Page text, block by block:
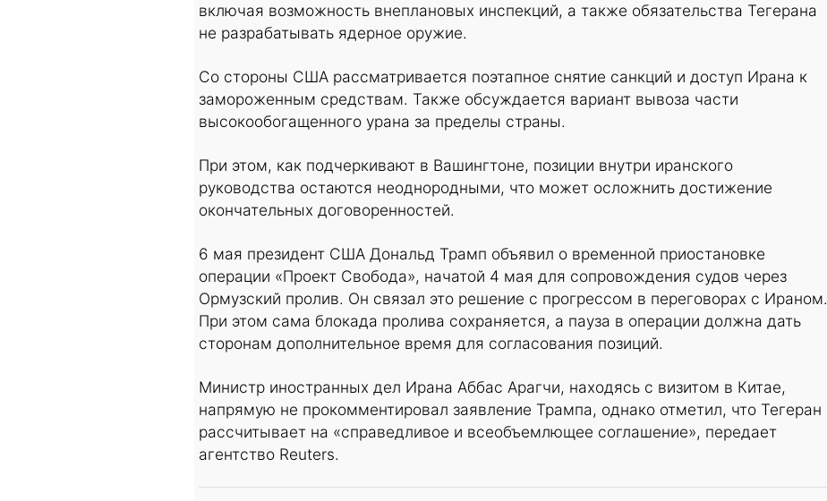
включая возможность внеплановых инспекций, а также обязательства Тегерана
не разрабатывать ядерное оружие.
Со стороны США рассматривается поэтапное снятие санкций и доступ Ирана к
замороженным средствам. Также обсуждается вариант вывоза части
высокообогащенного урана за пределы страны.
При этом, как подчеркивают в Вашингтоне, позиции внутри иранского
руководства остаются неоднородными, что может осложнить достижение
окончательных договоренностей.
6 мая президент США Дональд Трамп объявил о временной приостановке
операции «Проект Свобода», начатой 4 мая для сопровождения судов через
Ормузский пролив. Он связал это решение с прогрессом в переговорах с Ираном.
При этом сама блокада пролива сохраняется, а пауза в операции должна дать
сторонам дополнительное время для согласования позиций.
Министр иностранных дел Ирана Аббас Арагчи, находясь с визитом в Китае,
напрямую не прокомментировал заявление Трампа, однако отметил, что Тегеран
рассчитывает на «справедливое и всеобъемлющее соглашение», передает
агентство Reuters.